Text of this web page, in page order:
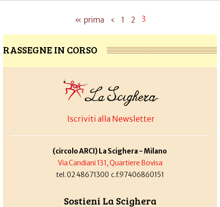
« prima ‹ 1 2 3
RASSEGNE IN CORSO
Iscriviti alla Newsletter
(circolo ARCI) La Scighera - Milano
Via Candiani 131, Quartiere Bovisa
tel. 02 48671300 c.f.97406860151
Sostieni La Scighera